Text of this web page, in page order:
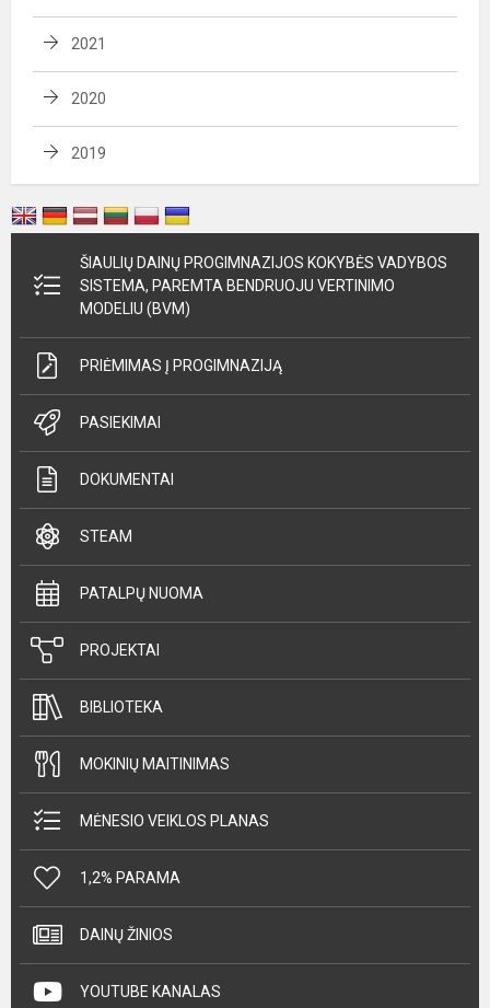
2021
2020
2019
ŠIAULIŲ DAINŲ PROGIMNAZIJOS KOKYBĖS VADYBOS
SISTEMA, PAREMTA BENDRUOJU VERTINIMO
MODELIU (BVM)
PRIĖMIMAS Į PROGIMNAZIJĄ
PASIEKIMAI
DOKUMENTAI
STEAM
PATALPŲ NUOMA
PROJEKTAI
BIBLIOTEKA
MOKINIŲ MAITINIMAS
MĖNESIO VEIKLOS PLANAS
1,2% PARAMA
DAINŲ ŽINIOS
YOUTUBE KANALAS